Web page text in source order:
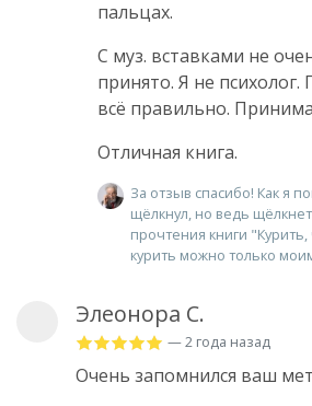
пальцах.
С муз. вставками не
принято. Я не психолог.
всё правильно.
Отличная книга.
За отзыв спасибо! Как я
щёлкнул, но ведь
прочтения книги
курить можно только
Элеонора С.
— 2 года назад
Очень запомнился ваш